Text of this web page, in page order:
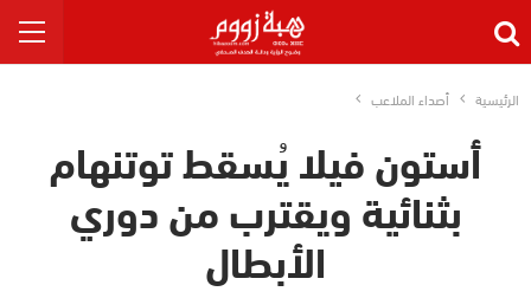
الرئيسية أصداء الملاعب
أستون فيلا يُسقط توتنهام
بثنائية ويقترب من دوري
الأبطال